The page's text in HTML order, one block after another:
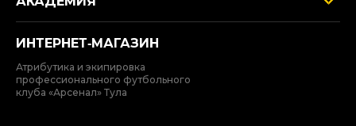
ИНТЕРНЕТ‑МАГАЗИН
Атрибутика и экипировка
профессионального футбольного
клуба «Арсенал» Тула